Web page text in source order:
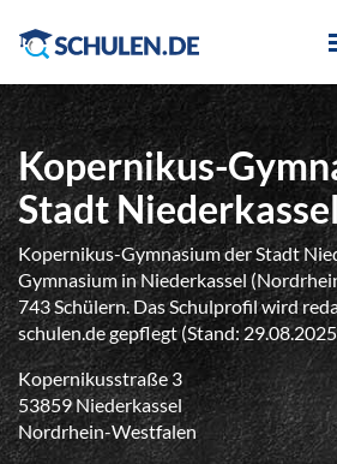
Kopernikus-
Stadt
Kopernikus-Gymnasium der Stadt
Gymnasium in Niederkassel
743 Schülern. Das Schulprofil wird
schulen.de gepflegt (Stand:
Kopernikusstraße 3
53859 Niederkassel
Nordrhein-Westfalen